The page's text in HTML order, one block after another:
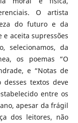
O artista
do futuro e da
aceita supressões
selecionamos, da
os poemas “O
e “Notas de
textos deve
entre os
apesar da frágil
dos leitores, não